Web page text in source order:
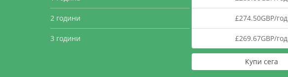
2 години
3 години
£274.50GBP/год
£269.67GBP/год
Купи сега